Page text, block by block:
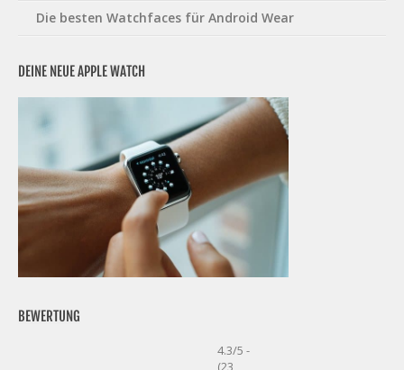
Die besten Watchfaces für Android Wear
DEINE NEUE APPLE WATCH
BEWERTUNG
4.3/5 -
(23